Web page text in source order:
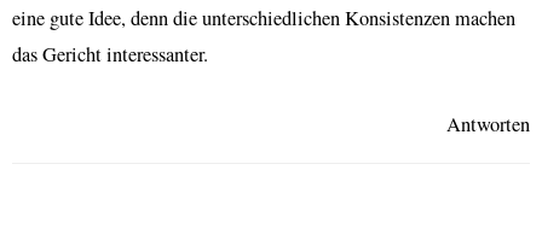
eine gute Idee, denn die unterschiedlichen Konsistenzen machen
das Gericht interessanter.
Antworten